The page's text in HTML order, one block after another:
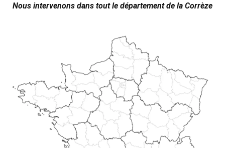
Nous intervenons dans tout le département de la Corrèze